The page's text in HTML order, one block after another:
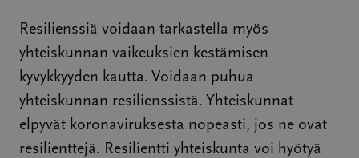
Resilienssiä voidaan tarkastella myös
yhteiskunnan vaikeuksien kestämisen
kyvykkyyden kautta. Voidaan puhua
yhteiskunnan resilienssistä. Yhteiskunnat
elpyvät koronaviruksesta nopeasti, jos ne ovat
resilienttejä. Resilientti yhteiskunta voi hyötyä